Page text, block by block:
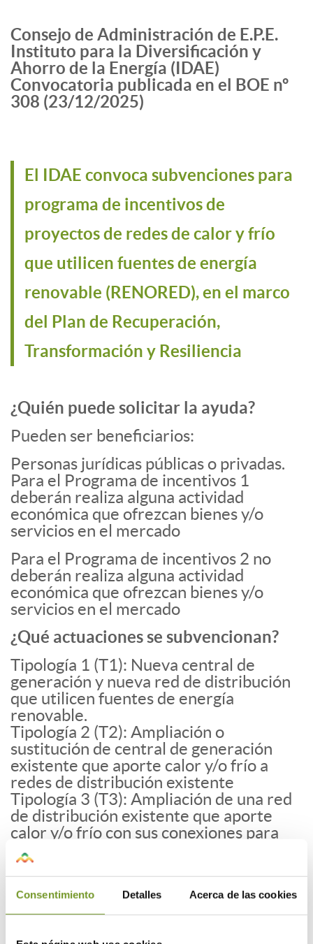
Consentimiento Detalles Acerca de las cookies
Consejo de Administración de E.P.E.
Instituto para la Diversificación y
Ahorro de la Energía (IDAE)
Convocatoria publicada en el BOE nº
308 (23/12/2025)
El IDAE convoca subvenciones para
programa de incentivos de
proyectos de redes de calor y frío
que utilicen fuentes de energía
renovable (RENORED), en el marco
del Plan de Recuperación,
Transformación y Resiliencia
¿Quién puede solicitar la ayuda?
Pueden ser beneficiarios:
Personas jurídicas públicas o privadas.
Para el Programa de incentivos 1
deberán realiza alguna actividad
económica que ofrezcan bienes y/o
servicios en el mercado
Para el Programa de incentivos 2 no
deberán realiza alguna actividad
económica que ofrezcan bienes y/o
servicios en el mercado
¿Qué actuaciones se subvencionan?
Tipología 1 (T1): Nueva central de
generación y nueva red de distribución
que utilicen fuentes de energía
renovable.
Tipología 2 (T2): Ampliación o
sustitución de central de generación
existente que aporte calor y/o frío a
redes de distribución existente
Tipología 3 (T3): Ampliación de una red
de distribución existente que aporte
calor y/o frío con sus conexiones para
llegar a nuevos centros de consumo
Requisitos principales:
La inversión mínima por proyecto será
de 450.000 €